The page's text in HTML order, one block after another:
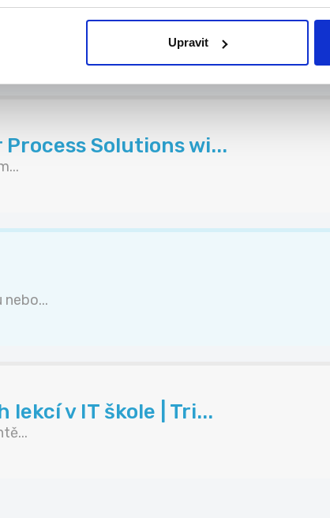
Upravit
| NÁBOROVÝ PŘÍSPĚVEK
Solutions wi...
v IT škole | Tri...